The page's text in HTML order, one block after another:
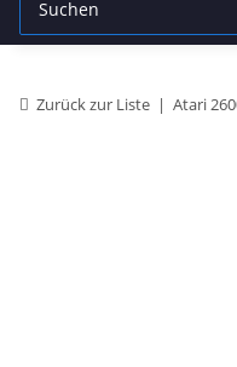
Zurück zur Liste Atari